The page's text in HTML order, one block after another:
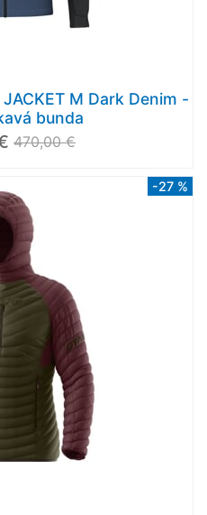
JACKET M Dark Denim -
bunda
470,00 €
-27 %